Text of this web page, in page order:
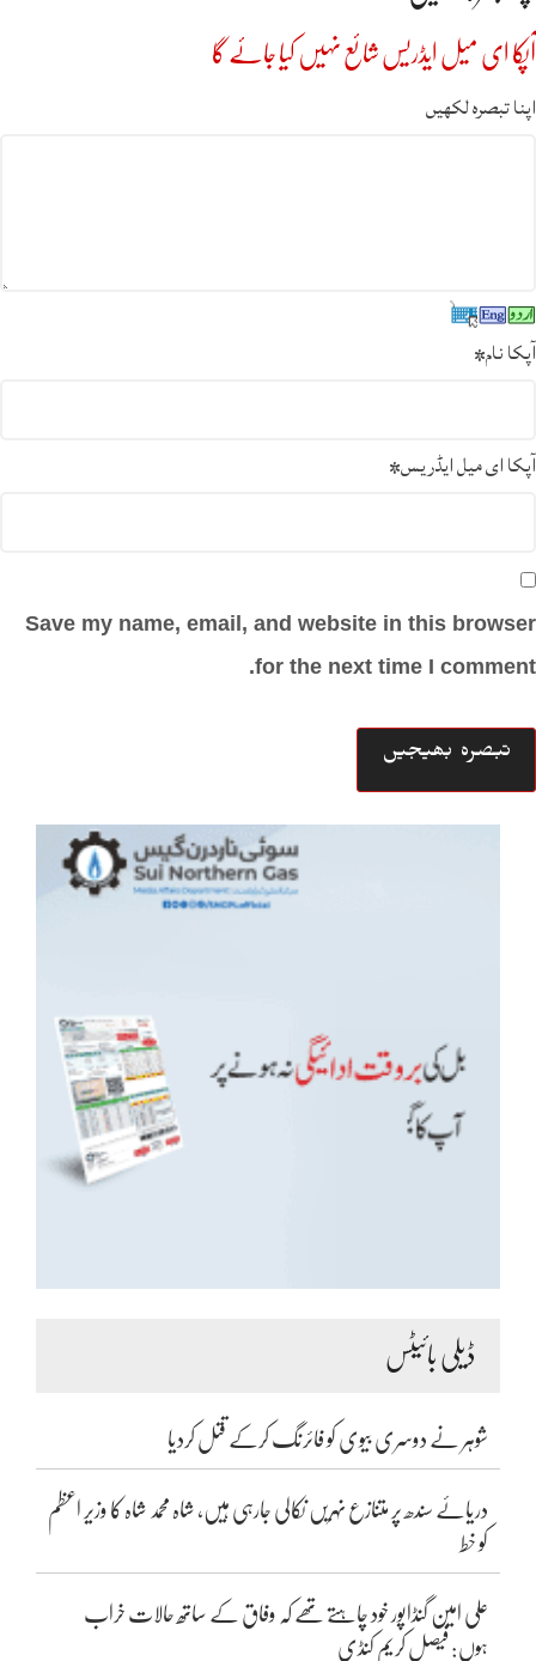
آپکا ای میل ایڈریس شائع نہیں کیا جائے گا
اپنا تبصرہ لکھیں
آپکا نام*
آپکا ای میل ایڈریس*
Save my name, email, and website in this browser
for the next time I comment.
ڈیلی بائیٹس
شوہر نے دوسری بیوی کو فائرنگ کرکے قتل کردیا
دریائے سندھ پر متنازع نہریں نکالی جارہی ہیں، شاہ محمد شاہ کا وزیر اعظم
کو خط
علی امین گنڈاپور خود چاہتے تھے کہ وفاق کے ساتھ حالات خراب
ہوں: فیصل کریم کنڈی